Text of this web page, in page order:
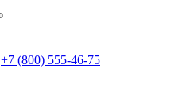
+7 (800) 555-46-75